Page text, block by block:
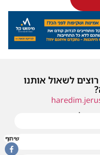
לשאול אותנו
אליכם בהקדם
שיתוף